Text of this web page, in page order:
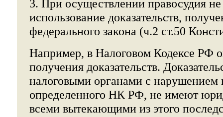
3. При осуществлении правосудия не
использование доказательств,
федерального закона (ч.2 ст.50
Например, в Налоговом Кодексе РФ
получения доказательств.
налоговыми органами с нарушением
определенного НК РФ, не имеют
всеми вытекающими из этого